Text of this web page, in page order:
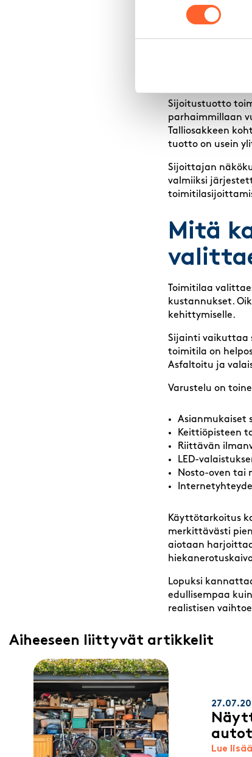
omaisuutta
pienyritykset ja
Sijoitustuotto
parhaimmillaan
Talliosakkeen
tuotto on usein
Sijoittajan
valmiiksi
Mitä
Toimitilaa
kustannukset.
kehittymiselle.
Sijainti vaikuttaa
toimitila on
Asfaltoitu ja
Varustelu on
Asianmukaiset
Keittiöpisteen
Riittävän
LED-
Nosto-oven tai
Käyttötarkoitus
merkittävästi
aiotaan
Lopuksi
edullisempaa
realistisen
Aiheeseen liittyvät artikkelit
Lue lisää